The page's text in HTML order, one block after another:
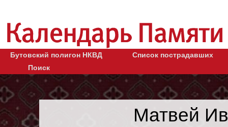
Бутовский полигон НКВД
Список пострадавших
Поиск
Матвей